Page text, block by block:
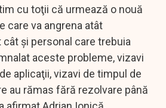
cu toţii că urmează o nouă
care va angrena atât
şi personal care trebuia
aceste probleme, vizavi
aplicaţii, vizavi de timpul de
au rămas fără rezolvare până